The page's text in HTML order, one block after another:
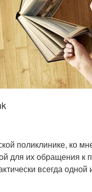
поликлинике, ко
для их обращения к
всегда